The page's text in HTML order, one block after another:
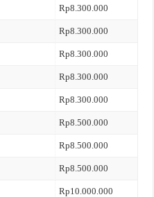
Rp8.300.000
Rp8.300.000
Rp8.300.000
Rp8.300.000
Rp8.300.000
Rp8.500.000
Rp8.500.000
Rp8.500.000
Rp10.000.000